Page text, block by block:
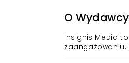
O Wydawcy
Insignis Media
zaangażowaniu,